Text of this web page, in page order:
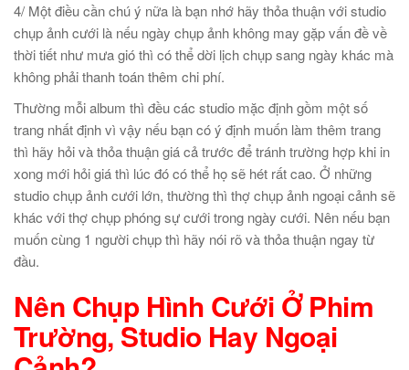
4/ Một điều cần chú ý nữa là bạn nhớ hãy thỏa thuận với studio
chụp ảnh cưới là nếu ngày chụp ảnh không may gặp vấn đề về
thời tiết như mưa gió thì có thể dời lịch chụp sang ngày khác mà
không phải thanh toán thêm chi phí.
Thường mỗi album thì đều các studio mặc định gồm một số
trang nhất định vì vậy nếu bạn có ý định muốn làm thêm trang
thì hãy hỏi và thỏa thuận giá cả trước để tránh trường hợp khi in
xong mới hỏi giá thì lúc đó có thể họ sẽ hét rất cao. Ở những
studio chụp ảnh cưới lớn, thường thì thợ chụp ảnh ngoại cảnh sẽ
khác với thợ chụp phóng sự cưới trong ngày cưới. Nên nếu bạn
muốn cùng 1 người chụp thì hãy nói rõ và thỏa thuận ngay từ
đầu.
Nên Chụp Hình Cưới Ở Phim
Trường, Studio Hay Ngoại